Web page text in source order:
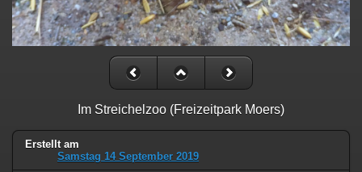
Im Streichelzoo (Freizeitpark Moers)
Erstellt am
Samstag 14 September 2019